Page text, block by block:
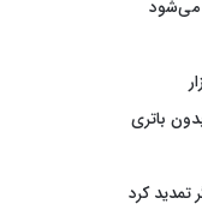
می‌شود
باتری